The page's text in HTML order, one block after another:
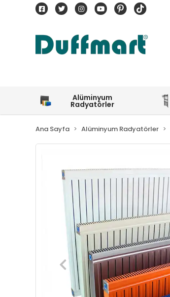
Alüminyum
Radyatörler
Ana Sayfa Alüminyum Radyatörler